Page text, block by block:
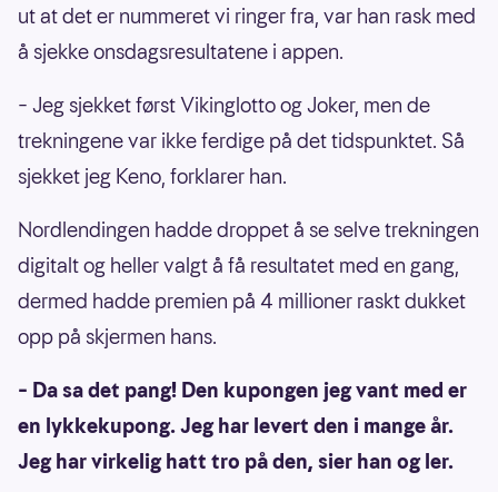
ut at det er nummeret vi ringer fra, var han rask med
å sjekke onsdagsresultatene i appen.
– Jeg sjekket først Vikinglotto og Joker, men de
trekningene var ikke ferdige på det tidspunktet. Så
sjekket jeg Keno, forklarer han.
Nordlendingen hadde droppet å se selve trekningen
digitalt og heller valgt å få resultatet med en gang,
dermed hadde premien på 4 millioner raskt dukket
opp på skjermen hans.
– Da sa det pang! Den kupongen jeg vant med er
en lykkekupong. Jeg har levert den i mange år.
Jeg har virkelig hatt tro på den, sier han og ler.